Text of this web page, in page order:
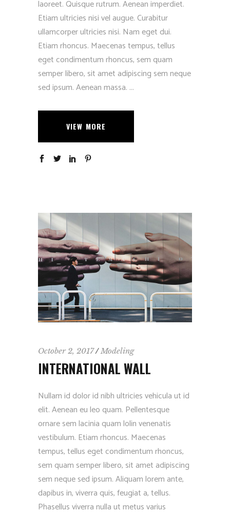
laoreet. Quisque rutrum. Aenean imperdiet.
Etiam ultricies nisi vel augue. Curabitur
ullamcorper ultricies nisi. Nam eget dui.
Etiam rhoncus. Maecenas tempus, tellus
eget condimentum rhoncus, sem quam
semper libero, sit amet adipiscing sem neque
sed ipsum. Aenean massa.
VIEW MORE
October 2, 2017 Modeling
INTERNATIONAL WALL
Nullam id dolor id nibh ultricies vehicula ut id
elit. Aenean eu leo quam. Pellentesque
ornare sem lacinia quam lolin venenatis
vestibulum. Etiam rhoncus. Maecenas
tempus, tellus eget condimentum rhoncus,
sem quam semper libero, sit amet adipiscing
sem neque sed ipsum. Aliquam lorem ante,
dapibus in, viverra quis, feugiat a, tellus.
Phasellus viverra nulla ut metus varius